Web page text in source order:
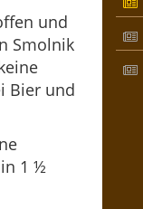
und
Smolnik
Bier und
1 ½